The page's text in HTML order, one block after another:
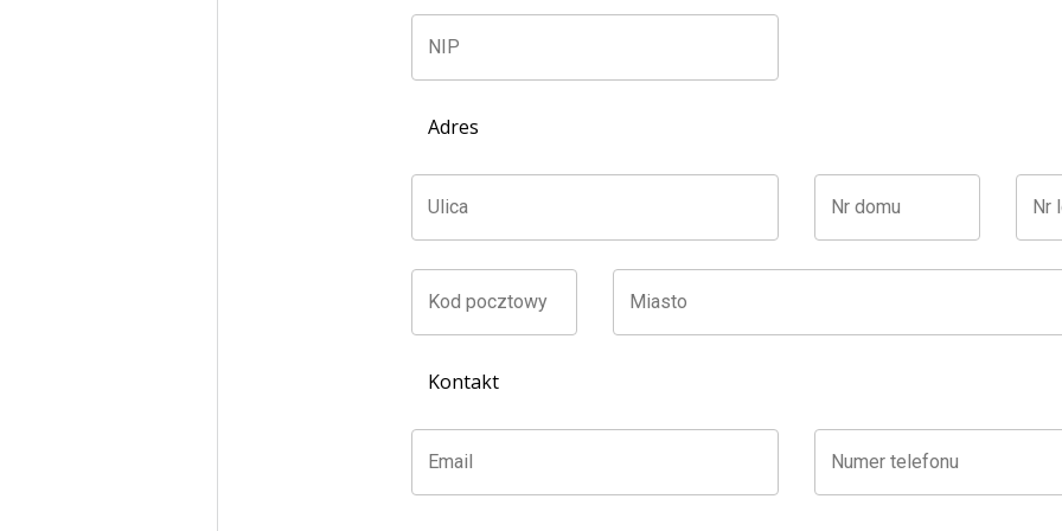
NIP
Adres
Ulica Nr domu Nr
Kod pocztowy Miasto
Kontakt
Email Numer telefonu